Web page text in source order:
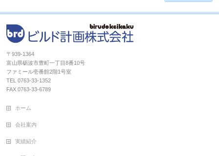
〒939-1364
富山県砺波市豊町一丁目8番10号
ファミール壱番館2階1号室
TEL 0763-33-1352
FAX 0763-33-6789
ホーム
会社案内
実績紹介